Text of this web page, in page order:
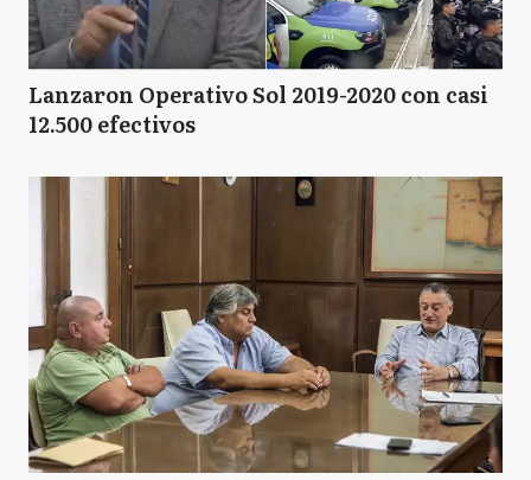
Lanzaron Operativo Sol 2019-2020 con casi
12.500 efectivos